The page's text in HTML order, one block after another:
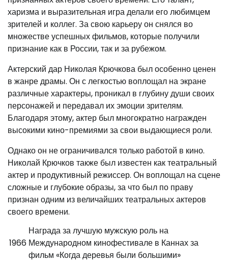
харизма и выразительная игра делали его любимцем
зрителей и коллег. За свою карьеру он снялся во
множестве успешных фильмов, которые получили
признание как в России, так и за рубежом.
Актерский дар Николая Крючкова был особенно ценен
в жанре драмы. Он с легкостью воплощал на экране
различные характеры, проникал в глубину души своих
персонажей и передавал их эмоции зрителям.
Благодаря этому, актер был многократно награжден
высокими кино-премиями за свои выдающиеся роли.
Однако он не ограничивался только работой в кино.
Николай Крючков также был известен как театральный
актер и продуктивный режиссер. Он воплощал на сцене
сложные и глубокие образы, за что был по праву
признан одним из величайших театральных актеров
своего времени.
1966
Награда за лучшую мужскую роль на
Международном кинофестивале в Каннах за
фильм «Когда деревья были большими»